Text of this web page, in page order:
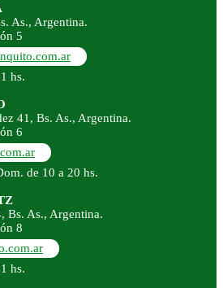
As., Argentina.
5
hs.
41, Bs. As., Argentina.
6
de 10 a 20 hs.
Bs. As., Argentina.
8
hs.